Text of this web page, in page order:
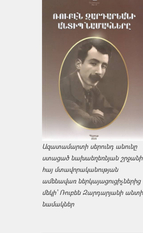
Ազատամարտի սերունդ անունը
ստացած նախաեղեռնյան շրջանի
հայ մտավորականության
ամենավառ ներկայացուցիչներից
մեկի՝ Ռուբեն Զարդարյանի
նամակներ